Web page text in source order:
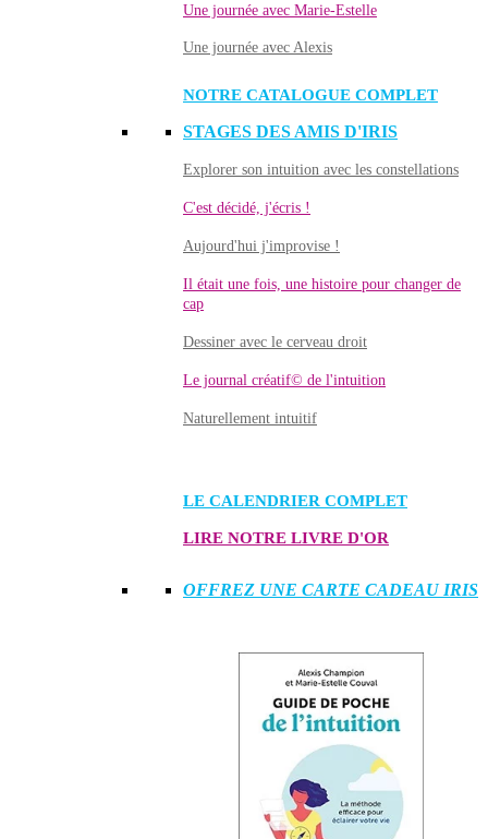
Une journée avec Marie-Estelle
Une journée avec Alexis
NOTRE CATALOGUE COMPLET
STAGES DES AMIS D'IRIS
Explorer son intuition avec les constellations
C'est décidé, j'écris !
Aujourd'hui j'improvise !
Il était une fois, une histoire pour changer de
cap
Dessiner avec le cerveau droit
Le journal créatif© de l'intuition
Naturellement intuitif
LE CALENDRIER COMPLET
LIRE NOTRE LIVRE D'OR
OFFREZ UNE CARTE CADEAU IRIS